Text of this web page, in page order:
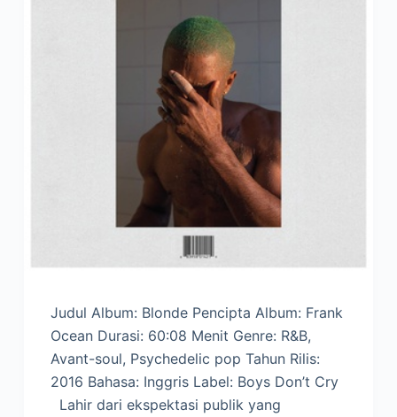
Judul Album: Blonde Pencipta Album: Frank
Ocean Durasi: 60:08 Menit Genre: R&B,
Avant-soul, Psychedelic pop Tahun Rilis:
2016 Bahasa: Inggris Label: Boys Don’t Cry
Lahir dari ekspektasi publik yang